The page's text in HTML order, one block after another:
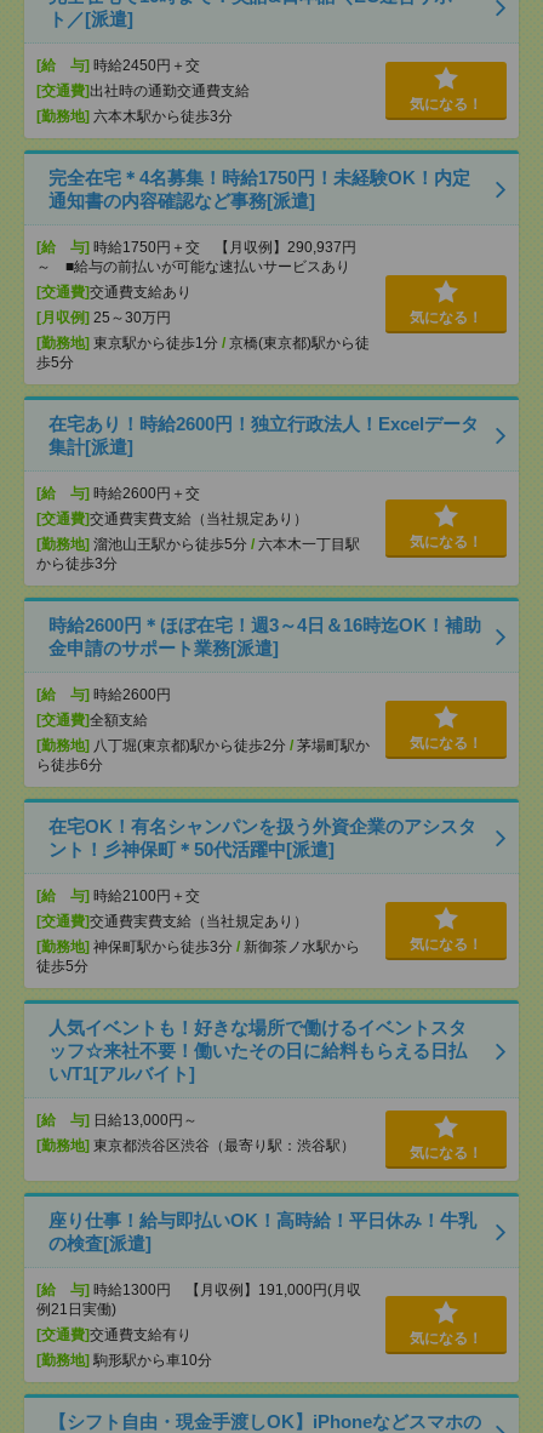
ト／[派遣]
[給 与] 時給2450円＋交
[交通費]出社時の通勤交通費支給
[勤務地] 六本木駅から徒歩3分
気になる！
完全在宅＊4名募集！時給1750円！未経験OK！内定
通知書の内容確認など事務[派遣]
[給 与] 時給1750円＋交 【月収例】290,937円
～ ■給与の前払いが可能な速払いサービスあり
[交通費]交通費支給あり
[月収例] 25～30万円
[勤務地] 東京駅から徒歩1分 / 京橋(東京都)駅から徒
歩5分
気になる！
在宅あり！時給2600円！独立行政法人！Excelデータ
集計[派遣]
[給 与] 時給2600円＋交
[交通費]交通費実費支給（当社規定あり）
[勤務地] 溜池山王駅から徒歩5分 / 六本木一丁目駅
から徒歩3分
気になる！
時給2600円＊ほぼ在宅！週3～4日＆16時迄OK！補助
金申請のサポート業務[派遣]
[給 与] 時給2600円
[交通費]全額支給
[勤務地] 八丁堀(東京都)駅から徒歩2分 / 茅場町駅か
ら徒歩6分
気になる！
在宅OK！有名シャンパンを扱う外資企業のアシスタ
ント！彡神保町＊50代活躍中[派遣]
[給 与] 時給2100円＋交
[交通費]交通費実費支給（当社規定あり）
[勤務地] 神保町駅から徒歩3分 / 新御茶ノ水駅から
徒歩5分
気になる！
人気イベントも！好きな場所で働けるイベントスタ
ッフ☆来社不要！働いたその日に給料もらえる日払
い/T1[アルバイト]
[給 与] 日給13,000円～
[勤務地] 東京都渋谷区渋谷（最寄り駅：渋谷駅） 気になる！
座り仕事！給与即払いOK！高時給！平日休み！牛乳
の検査[派遣]
[給 与] 時給1300円 【月収例】191,000円(月収
例21日実働)
[交通費]交通費支給有り
[勤務地] 駒形駅から車10分
気になる！
【シフト自由・現金手渡しOK】iPhoneなどスマホの